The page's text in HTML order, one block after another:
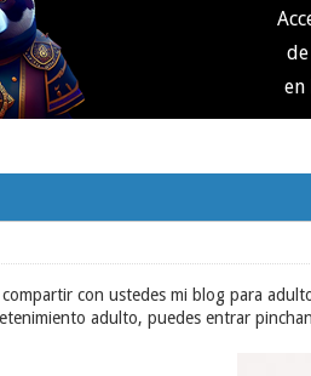
en
con ustedes mi blog para
adulto, puedes entrar